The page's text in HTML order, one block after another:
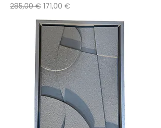
Prix original
285,00 € Prix promotionnel
171,00 €